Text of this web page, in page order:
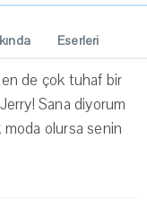
Eserleri
de çok tuhaf bir
Sana diyorum
moda olursa senin